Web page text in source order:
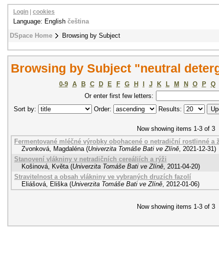
DSpace Home Browsing by Subject
Login cookies
Language: English čeština
Browsing by Subject "neutral
0-9 A B C D E F G H J K L M N O P
Q
Or enter first few letters:
Sort by:
Order: Results:
Now showing items 1-3 of 3
Fermentované mléčné výrobky obohacené o netradiční rostlinné a
Zvonková, Magdaléna (Univerzita Tomáše Bati ve Zlíně, 2021-12-31)
Stanovení vlákniny v netradičních cereáliích a rýži
Košinová, Květa (Univerzita Tomáše Bati ve Zlíně, 2011-04-20)
Stravitelnost a obsah vlákniny ve vybraných druzích fazolí
Eliášová, Eliška (Univerzita Tomáše Bati ve Zlíně, 2012-01-06)
Now showing items 1-3 of 3